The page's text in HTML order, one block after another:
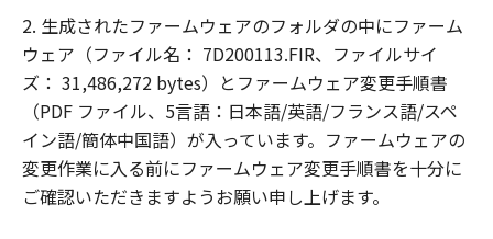
部または一部を修正、改変、翻訳、翻案、
逆コンパイル、逆アセンブル、その他リバ
ースエンジニアリング等することはできま
せん。また第三者にこのような行為をさせ
てはなりません。
帰属
「許諾ソフトウェア」に係る知的財産権
2. 生成されたファームウェアのフォルダの中にファーム
ウェア（ファイル名： 7D200113.FIR、ファイルサイ
ズ： 31,486,272 bytes）とファームウェア変更手順書
（PDF ファイル、5言語：日本語/英語/フランス語/スペ
イン語/簡体中国語）が入っています。ファームウェアの
変更作業に入る前にファームウェア変更手順書を十分に
ご確認いただきますようお願い申し上げます。